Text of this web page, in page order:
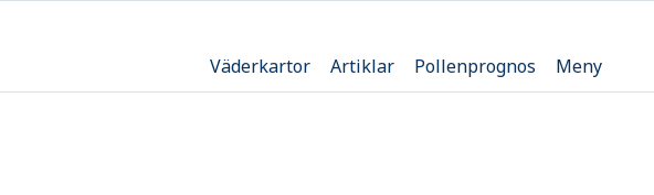
Väderkartor Artiklar Pollenprognos Meny